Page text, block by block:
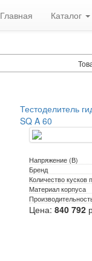
Главная Каталог
Тестоделитель
SQ A 60
Напряжение (В)
Бренд
Количество кусков
Материал корпуса
Цена: 840 792